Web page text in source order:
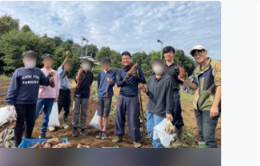
テクノロジー・ガジェット
映像・映画
ビジネス・起業